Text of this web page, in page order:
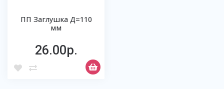
ПП Заглушка Д=110
мм
26.00р.